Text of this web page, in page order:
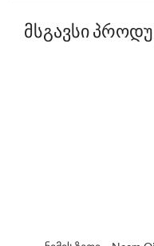
მსგავსი